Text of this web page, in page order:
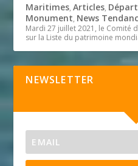
Maritimes,Articles,
Monument, News
Mardi 27 juillet 2021, le Comité
sur la Liste du patrimoine
NEWSLETTER